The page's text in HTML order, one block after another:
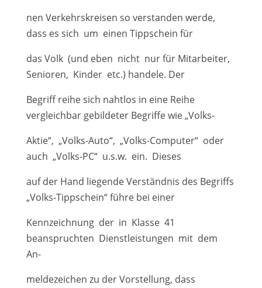
nen Verkehrskreisen so verstanden werde,
dass es sich um einen Tippschein für
das Volk (und eben nicht nur für Mitarbeiter,
Senioren, Kinder etc.) handele. Der
Begriff reihe sich nahtlos in eine Reihe
vergleichbar gebildeter Begriffe wie „Volks-
Aktie“, „Volks-Auto“, „Volks-Computer“ oder
auch „Volks-PC“ u.s.w. ein. Dieses
auf der Hand liegende Verständnis des Begriffs
„Volks-Tippschein“ führe bei einer
Kennzeichnung der in Klasse 41
beanspruchten Dienstleistungen mit dem
An-
meldezeichen zu der Vorstellung, dass